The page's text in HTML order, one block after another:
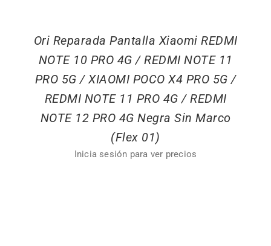
Ori Reparada Pantalla Xiaomi REDMI
NOTE 10 PRO 4G / REDMI NOTE 11
PRO 5G / XIAOMI POCO X4 PRO 5G /
REDMI NOTE 11 PRO 4G / REDMI
NOTE 12 PRO 4G Negra Sin Marco
(Flex 01)
Inicia sesión para ver precios